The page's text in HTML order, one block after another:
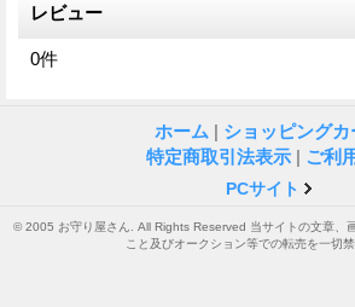
レビュー
0件
ホーム | ショッピングカ
特定商取引法表示 | ご利
PCサイト
© 2005 お守り屋さん. All Rights Reserved 当サイトの文章、
こと及びオークション等での転売を一切禁